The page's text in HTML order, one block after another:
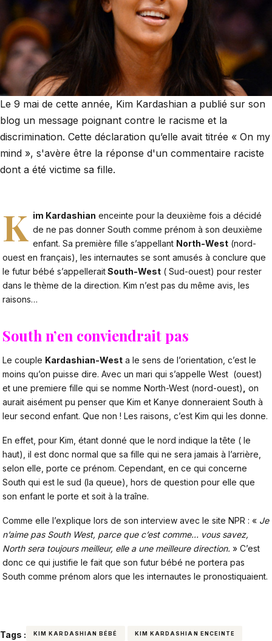
Le 9 mai de cette année, Kim Kardashian a publié sur son
blog un message poignant contre le racisme et la
discrimination. Cette déclaration qu’elle avait titrée « On my
mind », s'avère être la réponse d'un commentaire raciste
dont a été victime sa fille.
K im Kardashian enceinte pour la deuxième fois a décidé
de ne pas donner South comme prénom à son deuxième
enfant. Sa première fille s’appellant North-West (nord-
ouest en français), les internautes se sont amusés à conclure que
le futur bébé s’appelleraitSouth-West ( Sud-ouest) pour rester
dans le thème de la direction. Kim n’est pas du même avis, les
raisons…
South n’en conviendrait pas
Le couple Kardashian-West a le sens de l’orientation, c’est le
moins qu’on puisse dire. Avec un mari qui s’appelle West (ouest)
et une premiere fille qui se nomme North-West (nord-ouest), on
aurait aisément pu penser que Kim et Kanye donneraient South à
leur second enfant. Que non ! Les raisons, c’est Kim qui les donne.
En effet, pour Kim, étant donné que le nord indique la tête ( le
haut), il est donc normal que sa fille qui ne sera jamais à l’arrière,
selon elle, porte ce prénom. Cependant, en ce qui concerne
South qui est le sud (la queue), hors de question pour elle que
son enfant le porte et soit à la traîne.
Comme elle l’explique lors de son interview avec le site NPR : « Je
n’aime pas South West, parce que c’est comme… vous savez,
North sera toujours meilleur, elle a une meilleure direction. » C’est
donc ce qui justifie le fait que son futur bébé ne portera pas
South comme prénom alors que les internautes le pronostiquaient.
Tags : KIM KARDASHIAN BÉBÉ KIM KARDASHIAN ENCEINTE